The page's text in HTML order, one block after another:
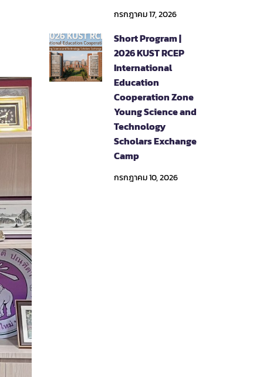
กรกฎาคม 17, 2026
Short Program |
2026 KUST RCEP
International
Education
Cooperation Zone
Young Science and
Technology
Scholars Exchange
Camp
กรกฎาคม 10, 2026